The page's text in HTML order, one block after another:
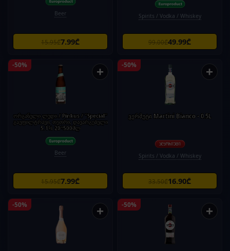
Beer
15.95₾7.99₾
Spirits / Vodka / Whiskey
99.00₾49.99₾
-50% +
ორგანული ლუდი / Pinkus / "Special"
გაუფილტრავი, თეთრი, დავარგებული
5.1% 20*500მლ
Beer
15.95₾7.99₾
-50% +
ვერმუტი Martini Bianco - 0.5L
Spirits / Vodka / Whiskey
33.50₾16.90₾
-50% + -50% +